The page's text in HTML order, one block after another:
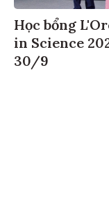
Học bổng
in Science
30/9